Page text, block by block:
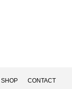
SHOP CONTACT